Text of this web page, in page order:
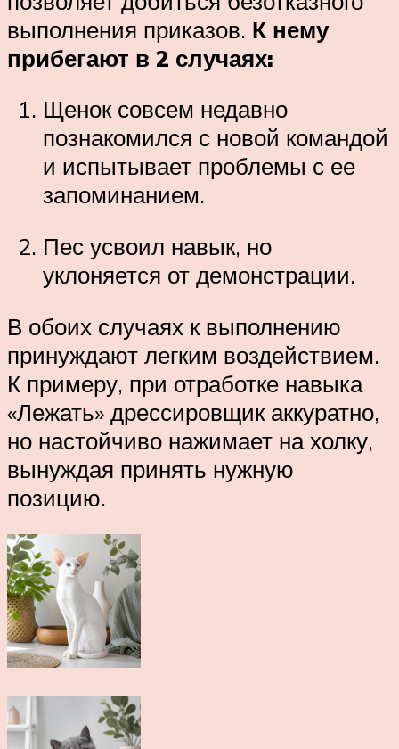
выполнения приказов. К нему
прибегают в 2 случаях:
Щенок совсем недавно
познакомился с новой командой
и испытывает проблемы с ее
запоминанием.
Пес усвоил навык, но
уклоняется от демонстрации.
В обоих случаях к выполнению
принуждают легким воздействием.
К примеру, при отработке навыка
«Лежать» дрессировщик аккуратно,
но настойчиво нажимает на холку,
вынуждая принять нужную
позицию.